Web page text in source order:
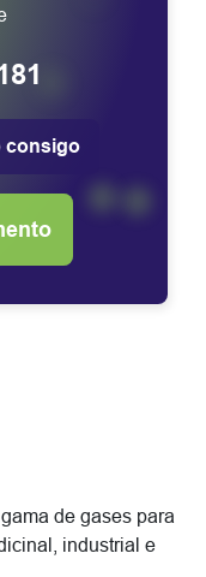
consigo
de gases para
industrial e